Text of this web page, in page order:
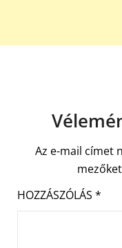
Az e-mail címet
mezőket
HOZZÁSZÓLÁS *